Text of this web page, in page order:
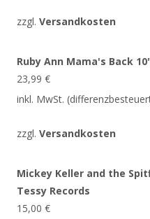
zzgl. Versandkosten
Ruby Ann Mama's Back
23,99 €
inkl. MwSt.
zzgl. Versandkosten
Mickey Keller and the
Tessy Records
15,00 €